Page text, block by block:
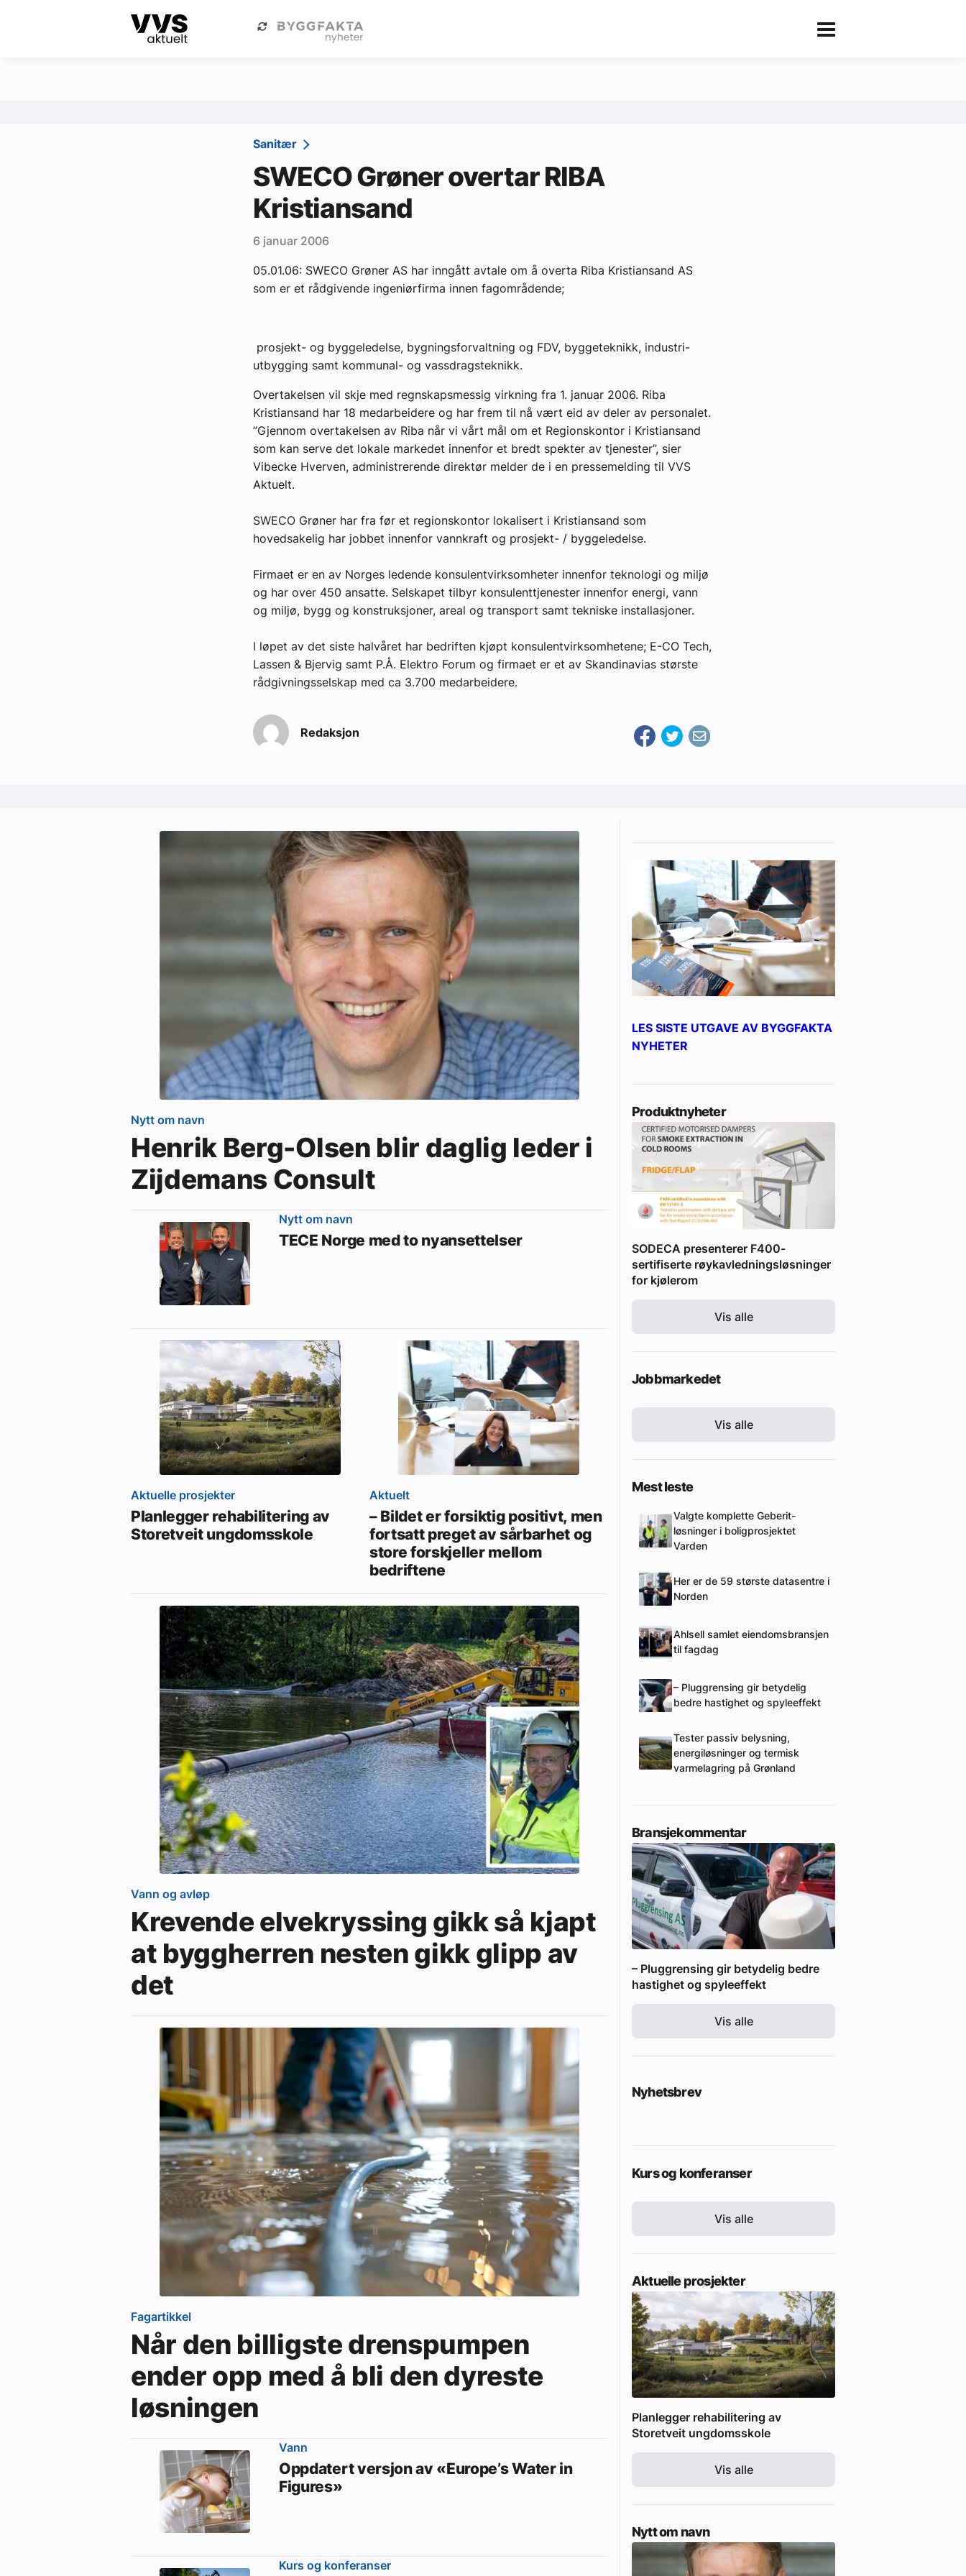
Kategorier Om VVS Aktuelt eBlad
Annonsere i VVS Aktuelt
Sanitær
SWECO Grøner overtar RIBA
Kristiansand
6 januar 2006
05.01.06: SWECO Grøner AS har inngått avtale om å overta Riba Kristiansand AS
som er et rådgivende ingeniørfirma innen fagområdende;
prosjekt- og byggeledelse, bygningsforvaltning og FDV, byggeteknikk, industri-
utbygging samt kommunal- og vassdragsteknikk.
Overtakelsen vil skje med regnskapsmessig virkning fra 1. januar 2006. Riba
Kristiansand har 18 medarbeidere og har frem til nå vært eid av deler av personalet.
”Gjennom overtakelsen av Riba når vi vårt mål om et Regionskontor i Kristiansand
som kan serve det lokale markedet innenfor et bredt spekter av tjenester”, sier
Vibecke Hverven, administrerende direktør melder de i en pressemelding til VVS
Aktuelt.
SWECO Grøner har fra før et regionskontor lokalisert i Kristiansand som
hovedsakelig har jobbet innenfor vannkraft og prosjekt- / byggeledelse.
Firmaet er en av Norges ledende konsulentvirksomheter innenfor teknologi og miljø
og har over 450 ansatte. Selskapet tilbyr konsulenttjenester innenfor energi, vann
og miljø, bygg og konstruksjoner, areal og transport samt tekniske installasjoner.
I løpet av det siste halvåret har bedriften kjøpt konsulentvirksomhetene; E-CO Tech,
Lassen & Bjervig samt P.Å. Elektro Forum og firmaet er et av Skandinavias største
rådgivningsselskap med ca 3.700 medarbeidere.
Redaksjon
Nytt om navn
Henrik Berg-Olsen blir daglig leder i
Zijdemans Consult
Nytt om navn
TECE Norge med to nyansettelser
Aktuelle prosjekter
Planlegger rehabilitering av
Storetveit ungdomsskole
Aktuelt
– Bildet er forsiktig positivt, men
fortsatt preget av sårbarhet og
store forskjeller mellom
bedriftene
Vann og avløp
Krevende elvekryssing gikk så kjapt
at byggherren nesten gikk glipp av
det
Fagartikkel
Når den billigste drenspumpen
ender opp med å bli den dyreste
løsningen
Vann
Oppdatert versjon av «Europe’s Water in
Figures»
Kurs og konferanser
LES SISTE UTGAVE AV BYGGFAKTA
NYHETER
Produktnyheter
SODECA presenterer F400-
sertifiserte røykavledningsløsninger
for kjølerom
Vis alle
Jobbmarkedet
Vis alle
Mest leste
Valgte komplette Geberit-
løsninger i boligprosjektet
Varden
Her er de 59 største datasentre i
Norden
Ahlsell samlet eiendomsbransjen
til fagdag
– Pluggrensing gir betydelig
bedre hastighet og spyleeffekt
Tester passiv belysning,
energiløsninger og termisk
varmelagring på Grønland
Bransjekommentar
– Pluggrensing gir betydelig bedre
hastighet og spyleeffekt
Vis alle
Nyhetsbrev
Kurs og konferanser
Vis alle
Aktuelle prosjekter
Planlegger rehabilitering av
Storetveit ungdomsskole
Vis alle
Nytt om navn